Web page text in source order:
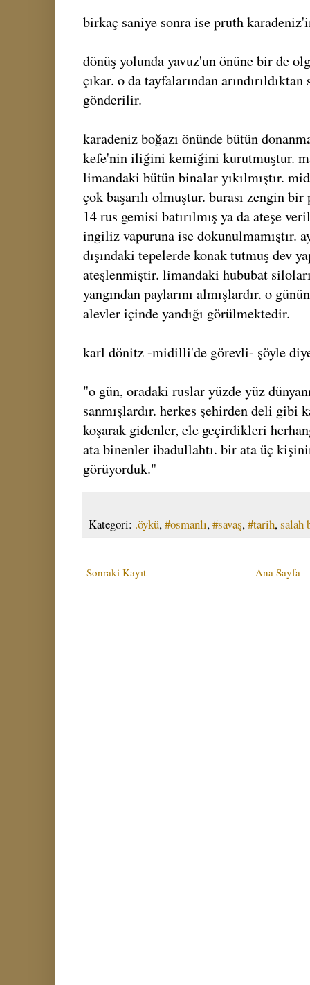
birkaç saniye sonra ise pruth
dönüş yolunda yavuz'un önüne bir de
çıkar. o da tayfalarından
gönderilir.
karadeniz boğazı önünde bütün
kefe'nin iliğini kemiğini kurutmuştur.
limandaki bütün binalar yıkılmıştır.
çok başarılı olmuştur. burası zengin
14 rus gemisi batırılmış ya da ateşe
ingiliz vapuruna ise dokunulmamıştır.
dışındaki tepelerde konak tutmuş dev
ateşlenmiştir. limandaki hububat
yangından paylarını almışlardır. o
alevler içinde yandığı görülmektedir.
karl dönitz -midilli'de görevli- şöyle
"o gün, oradaki ruslar yüzde yüz
sanmışlardır. herkes şehirden deli gibi
koşarak gidenler, ele geçirdikleri
ata binenler ibadullahtı. bir ata üç
görüyorduk."
Kategori: .öykü,#osmanlı,#savaş,#tarih,salah
Sonraki Kayıt Ana Sayfa